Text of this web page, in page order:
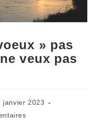
» pas
veux pas
janvier 2023